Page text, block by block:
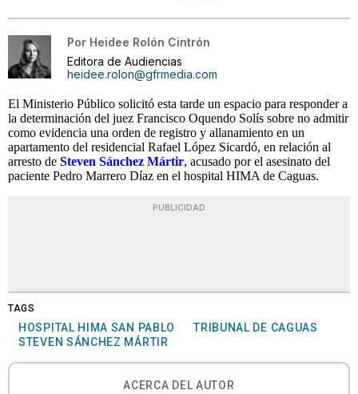
Por Heidee Rolón Cintrón
Editora de Audiencias
heidee.rolon@gfrmedia.com
El Ministerio Público solicitó esta tarde un espacio para responder a
la determinación del juez Francisco Oquendo Solís sobre no admitir
como evidencia una orden de registro y allanamiento en un
apartamento del residencial Rafael López Sicardó, en relación al
arresto de Steven Sánchez Mártir, acusado por el asesinato del
paciente Pedro Marrero Díaz en el hospital HIMA de Caguas.
PUBLICIDAD
TAGS
HOSPITAL HIMA SAN PABLO
TRIBUNAL DE CAGUAS
STEVEN SÁNCHEZ MÁRTIR
ACERCA DEL AUTOR